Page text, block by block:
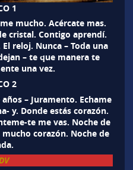
1
mucho. Acércate mas.
cristal. Contigo aprendí.
reloj. Nunca – Toda una
– te que manera te
una vez.
2
– Juramento. Echame
y. Donde estás corazón.
te me vas. Noche de
corazón. Noche de